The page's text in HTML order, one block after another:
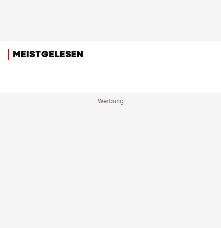
MEISTGELESEN